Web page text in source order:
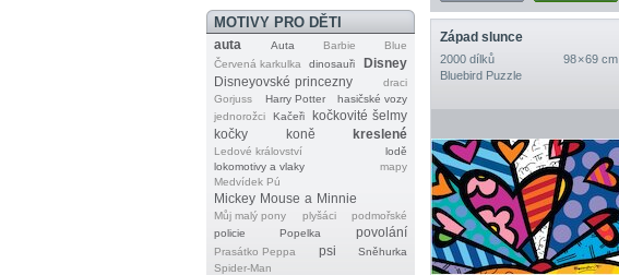
MOTIVY PRO DĚTI
auta Auta Barbie
Blue
Červená karkulka
dinosauři
Disney
Disneyovské princezny
draci
Gorjuss
Harry Potter
hasičské vozy
jednorožci
Kačeři
kočkovité šelmy
kočky
koně kreslené
Ledové království
lodě
lokomotivy a vlaky
mapy
Medvídek Pú
Mickey Mouse a Minnie
Můj malý pony plyšáci
podmořské
policie
Popelka povolání
Prasátko Peppa psi
Sněhurka
Spider‐Man
Západ slunce
2000 dílků
98 × 69 cm
Bluebird Puzzle